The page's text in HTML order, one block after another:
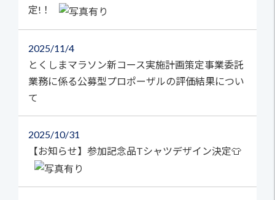
定!！
2025 11/4
とくしまマラソン新コース実施計画策定事業委託
業務に係る公募型プロポーザルの評価結果につい
て
2025 10/31
【お知らせ】参加記念品Tシャツデザイン決定👕